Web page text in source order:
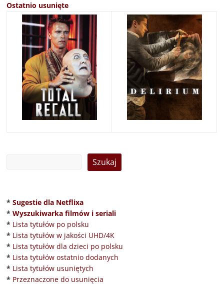
Ostatnio usunięte
* Sugestie dla Netflixa
* Wyszukiwarka filmów i seriali
* Lista tytułów po polsku
* Lista tytułów w jakości UHD/4K
* Lista tytułów dla dzieci po polsku
* Lista tytułów ostatnio dodanych
* Lista tytułów usuniętych
* Przeznaczone do usunięcia